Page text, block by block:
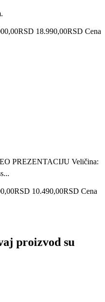
18.990,00RSD Cena
PREZENTACIJU Veličina:
10.490,00RSD Cena
proizvod su